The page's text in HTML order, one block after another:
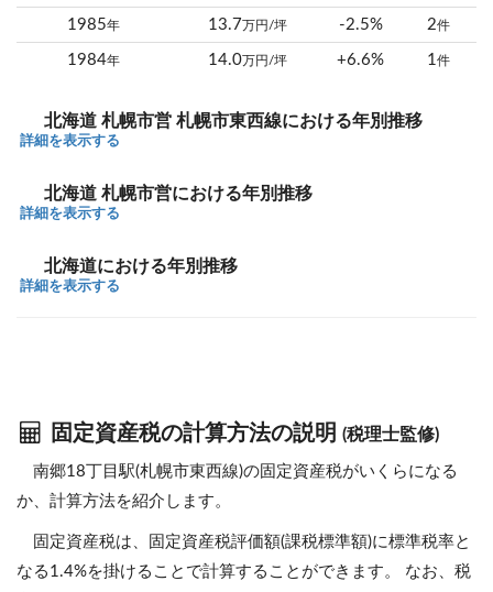
1985年 13.7 万円/坪 -2.5% 2件
1984年 14.0万円/坪 +6.6% 1件
北海道 札幌市営 札幌市東西線における年別推移
詳細を表示する
北海道 札幌市営における年別推移
詳細を表示する
北海道における年別推移
詳細を表示する
固定資産税の計算方法の説明 (税理士監修)
南郷18丁目駅(札幌市東西線)の固定資産税がいくらになる
か、計算方法を紹介します。
固定資産税は、固定資産税評価額(課税標準額)に標準税率と
なる1.4%を掛けることで計算することができます。 なお、税